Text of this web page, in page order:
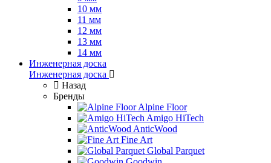
10 мм
11 мм
12 мм
13 мм
14 мм
Инженерная доска
Инженерная доска
Назад
Бренды
Alpine Floor
Amigo HiTech
AnticWood
Fine Art
Global Parquet